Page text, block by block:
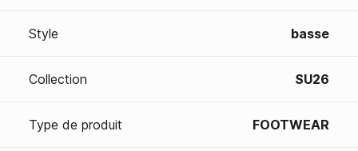
Style basse
Collection SU26
Type de produit FOOTWEAR